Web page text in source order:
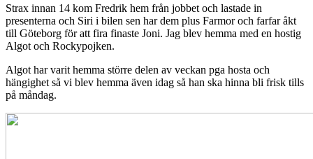
Strax innan 14 kom Fredrik hem från jobbet och lastade in
presenterna och Siri i bilen sen har dem plus Farmor och farfar åkt
till Göteborg för att fira finaste Joni. Jag blev hemma med en hostig
Algot och Rockypojken.
Algot har varit hemma större delen av veckan pga hosta och
hängighet så vi blev hemma även idag så han ska hinna bli frisk tills
på måndag.